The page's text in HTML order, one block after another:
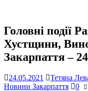
Головні події
Хустщини,
Закарпаття –
24.05.2021 Тетяна
Новини Закарпаття
0